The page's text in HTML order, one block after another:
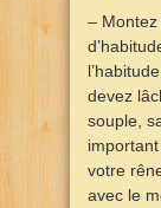
–
devez
souple,
votre
avec le